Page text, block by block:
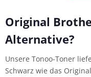
Original
Alternative?
Unsere Tonoo-Toner
Schwarz wie das